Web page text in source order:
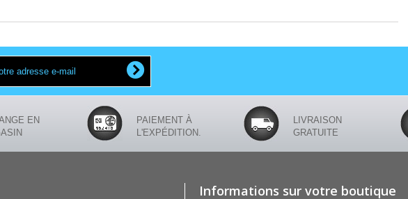
EN
PAIEMENT À
L'EXPÉDITION.
LIVRAISON
GRATUITE
Informations sur votre boutique